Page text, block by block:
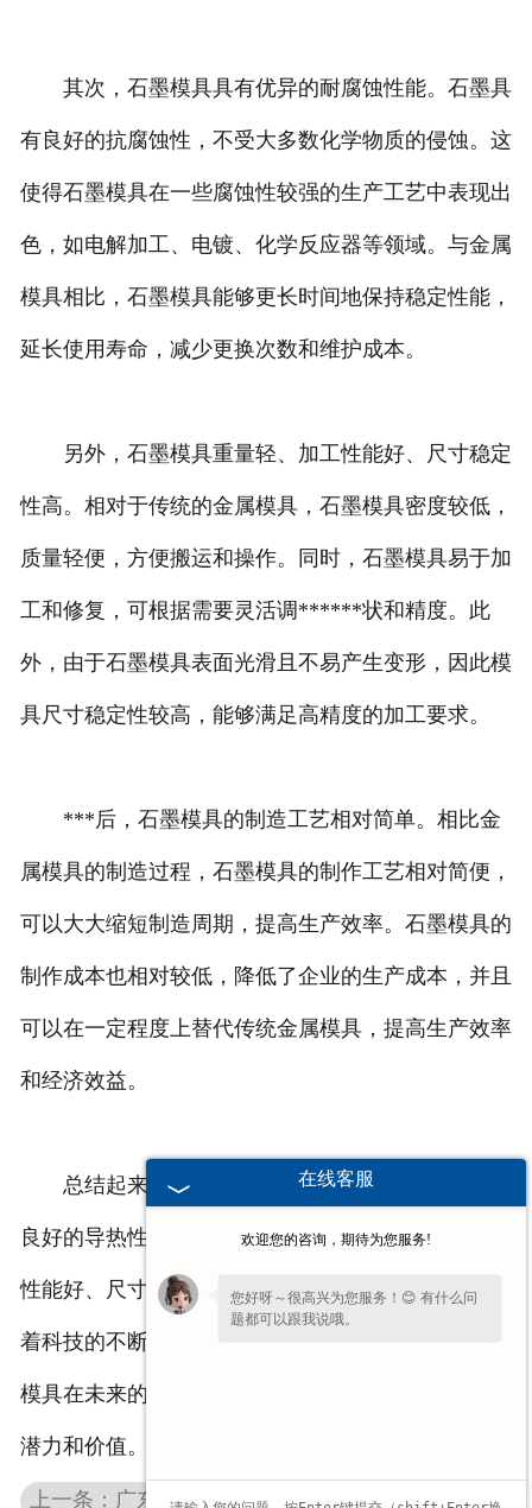
其次，石墨模具具有优异的耐腐蚀性能。石墨具
有良好的抗腐蚀性，不受大多数化学物质的侵蚀。这
使得石墨模具在一些腐蚀性较强的生产工艺中表现出
色，如电解加工、电镀、化学反应器等领域。与金属
模具相比，石墨模具能够更长时间地保持稳定性能，
延长使用寿命，减少更换次数和维护成本。
另外，石墨模具重量轻、加工性能好、尺寸稳定
性高。相对于传统的金属模具，石墨模具密度较低，
质量轻便，方便搬运和操作。同时，石墨模具易于加
工和修复，可根据需要灵活调******状和精度。此
外，由于石墨模具表面光滑且不易产生变形，因此模
具尺寸稳定性较高，能够满足高精度的加工要求。
***后，石墨模具的制造工艺相对简单。相比金
属模具的制造过程，石墨模具的制作工艺相对简便，
可以大大缩短制造周期，提高生产效率。石墨模具的
制作成本也相对较低，降低了企业的生产成本，并且
可以在一定程度上替代传统金属模具，提高生产效率
和经济效益。
总结起来，石墨模具应用广泛的原因主要包括其
良好的导热性能、优异的耐腐蚀性能、重量轻、加工
性能好、尺寸稳定性高以及制造工艺简单等优点。随
着科技的不断进步和石墨材料的不断改良，相信石墨
模具在未来的应用领域会更加广泛，并发挥出更大的
潜力和价值。
上一条：广东高纯石墨板、电极石墨板和柔性石墨板的区别
在线客服
欢迎您的咨询，期待为您服务!
您好呀～很高兴为您服务！😊 有什么问
题都可以跟我说哦。